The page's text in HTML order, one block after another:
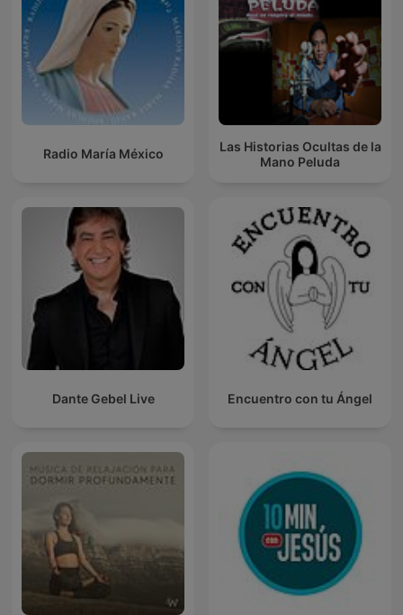
Radio María México
Las Historias Ocultas de la
Mano Peluda
Dante Gebel Live Encuentro con tu Ángel